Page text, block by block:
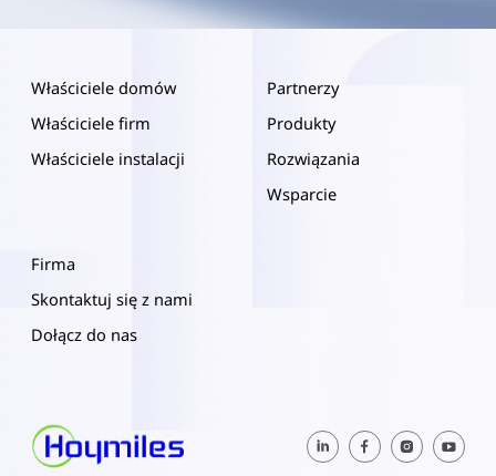
Właściciele domów
Właściciele firm
Właściciele instalacji
Partnerzy
Produkty
Rozwiązania
Wsparcie
Firma
Skontaktuj się z nami
Dołącz do nas